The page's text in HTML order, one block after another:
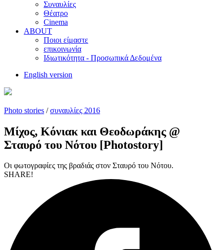
Συναυλίες
Θέατρο
Cinema
ABOUT
Ποιοι είμαστε
επικοινωνία
Ιδιωτικότητα - Προσωπικά Δεδομένα
English version
Photo stories /συναυλίες 2016
Μίχος, Κόνιακ και Θεοδωράκης @
Σταυρό του Νότου [Photostory]
Οι φωτογραφίες της βραδιάς στον Σταυρό του Νότου.
SHARE!